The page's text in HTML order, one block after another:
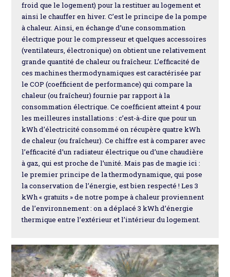
froid que le logement) pour la restituer au logement et
ainsi le chauffer en hiver. C’est le principe de la pompe
à chaleur. Ainsi, en échange d’une consommation
électrique pour le compresseur et quelques accessoires
(ventilateurs, électronique) on obtient une relativement
grande quantité de chaleur ou fraîcheur. L’efficacité de
ces machines thermodynamiques est caractérisée par
le COP (coefficient de performance) qui compare la
chaleur (ou fraîcheur) fournie par rapport à la
consommation électrique. Ce coefficient atteint 4 pour
les meilleures installations : c’est-à-dire que pour un
kWh d’électricité consommé on récupère quatre kWh
de chaleur (ou fraîcheur). Ce chiffre est à comparer avec
l’efficacité d’un radiateur électrique ou d’une chaudière
à gaz, qui est proche de l’unité. Mais pas de magie ici :
le premier principe de la thermodynamique, qui pose
la conservation de l’énergie, est bien respecté ! Les 3
kWh « gratuits » de notre pompe à chaleur proviennent
de l’environnement : on a déplacé 3 kWh d’énergie
thermique entre l’extérieur et l’intérieur du logement.